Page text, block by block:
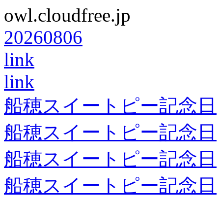
owl.cloudfree.jp
20260806
link
link
船穂スイートピー記念日
船穂スイートピー記念日
船穂スイートピー記念日
船穂スイートピー記念日